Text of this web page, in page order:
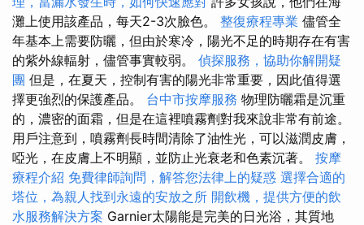
灘上使用該產品，每天2-3次臉色。 整復療程專業 儘管全
年基本上需要防曬，但由於寒冷，陽光不足的時期存在有害
的紫外線輻射，儘管事實較弱。 偵探服務，協助你解開疑
團 但是，在夏天，控制有害的陽光非常重要，因此值得選
擇更強烈的保護產品。 台中市按摩服務 物理防曬霜是沉重
的，濃密的面霜，但是在這裡噴霧劑對我來說非常有前途。
用戶注意到，噴霧劑長時間清除了油性光，可以滋潤皮膚，
啞光，在皮膚上不明顯，並防止光衰老和色素沉著。 按摩
療程介紹 免費律師詢問，解答您法律上的疑惑 選擇合適的
塔位，為親人找到永遠的安放之所 開飲機，提供方便的飲
水服務解決方案 Garnier太陽能是完美的日光浴，其質地